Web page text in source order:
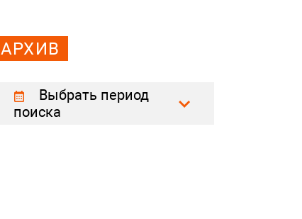
АРХИВ
Выбрать период
поиска